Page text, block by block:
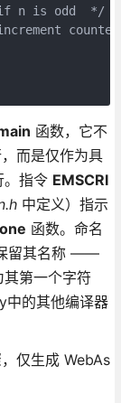
n is odd  */
函数，它不
而是仅作为具
。指令 EMSCRI
中定义）指示
函数。命名
留其名称 ——
第一个字符
中的其他编译器
仅生成 WebAs